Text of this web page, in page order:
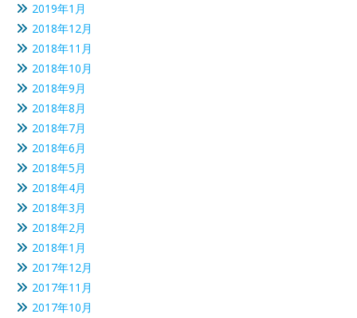
2019年1月
2018年12月
2018年11月
2018年10月
2018年9月
2018年8月
2018年7月
2018年6月
2018年5月
2018年4月
2018年3月
2018年2月
2018年1月
2017年12月
2017年11月
2017年10月